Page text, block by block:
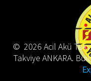
© 2026 Acil Akü
Takviye ANKARA.